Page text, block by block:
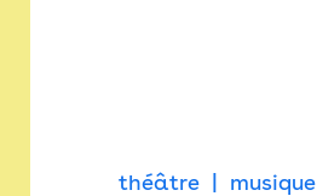
théâtre musique